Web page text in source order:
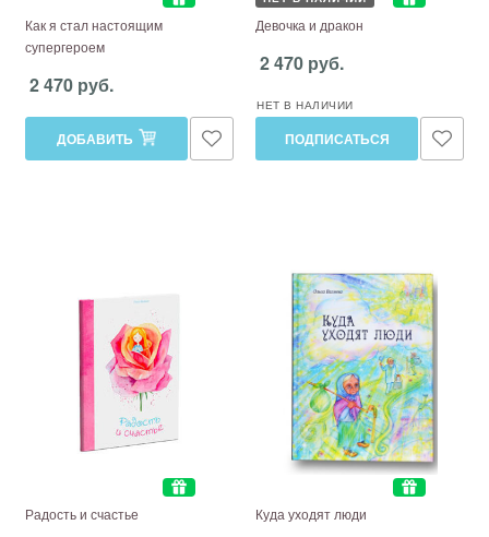
Как я стал настоящим
супергероем
2 470 руб.
ДОБАВИТЬ
Девочка и дракон
2 470 руб.
ПОДПИСАТЬСЯ
НЕТ В НАЛИЧИИ
Радость и счастье Куда уходят люди